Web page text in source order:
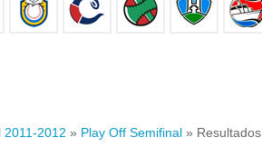
2011-2012 » Play Off Semifinal » Resultados